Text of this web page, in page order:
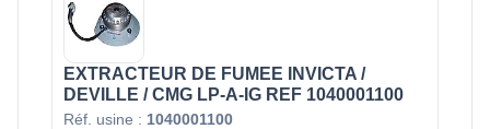
EXTRACTEUR DE FUMEE INVICTA /
DEVILLE / CMG LP-A-IG REF 1040001100
Réf. usine : 1040001100